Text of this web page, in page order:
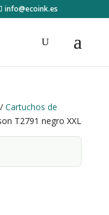
info@ecoink.es
/ Cartuchos de
T2791 negro XXL